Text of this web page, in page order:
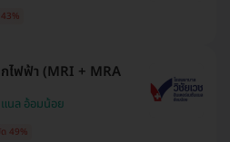
ไฟฟ้า (MRI + MRA
แนล อ้อมน้อย
49%